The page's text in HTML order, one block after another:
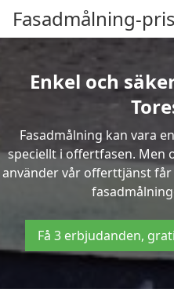
Fasadmålning-
Enkel och
Fasadmålning kan vara
speciellt i offertfasen. Men
använder vår offerttjänst
Få 3 erbjudanden,